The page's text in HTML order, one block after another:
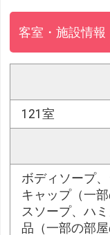
客室・施設情報
121室
ボディソープ
キャップ（一
スソープ、ハ
品（一部の部